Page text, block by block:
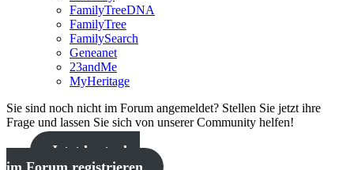
FamilyTreeDNA
FamilyTree
FamilySearch
Geneanet
23andMe
MyHeritage
Sie sind noch nicht im Forum angemeldet? Stellen Sie jetzt ihre
Frage und lassen Sie sich von unserer Community helfen!
Jetzt kostenlos
im Forum registrieren